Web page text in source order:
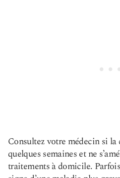
Consultez votre médecin si
quelques semaines et ne
traitements à domicile.